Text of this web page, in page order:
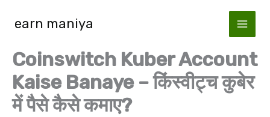
earn maniya
Coinswitch Kuber Account
Kaise Banaye – किंस्वीट्च कुबेर
में पैसे कैसे कमाए?